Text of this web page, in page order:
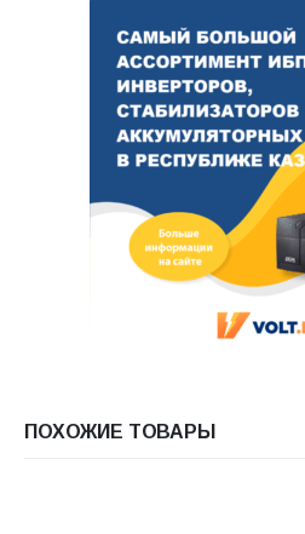
ПОХОЖИЕ ТОВАРЫ